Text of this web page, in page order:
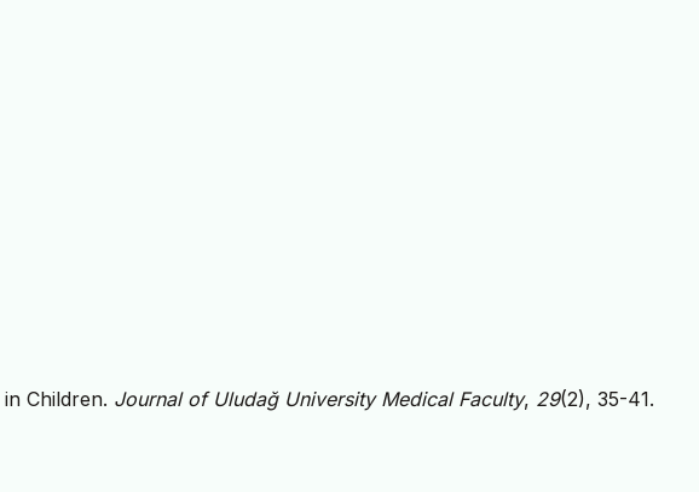
Children. Journal of Uludağ University Medical Faculty, 29(2), 35-41.